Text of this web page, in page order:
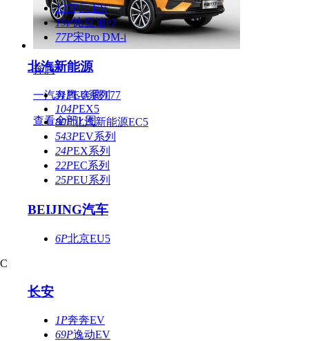
137P元 EV
19P比亚迪e2
77P宋Pro DM-i
北汽新能源
31PEU系列
104PEX5
80P北汽新能源EC5
543PEV系列
24PEX系列
22PEC系列
25PEU系列
BEIJING汽车
6P北京EU5
C
长安
1P奔奔EV
69P逸动EV
奔腾
一汽奔腾-奔腾T77
查看全部1 图